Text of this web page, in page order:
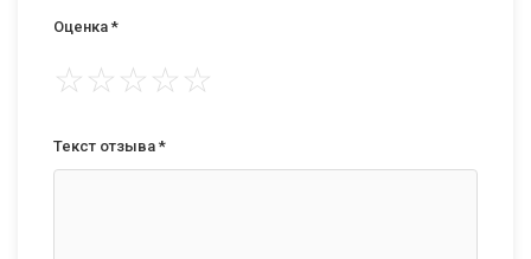
Оценка *
☆☆☆☆☆
Текст отзыва *